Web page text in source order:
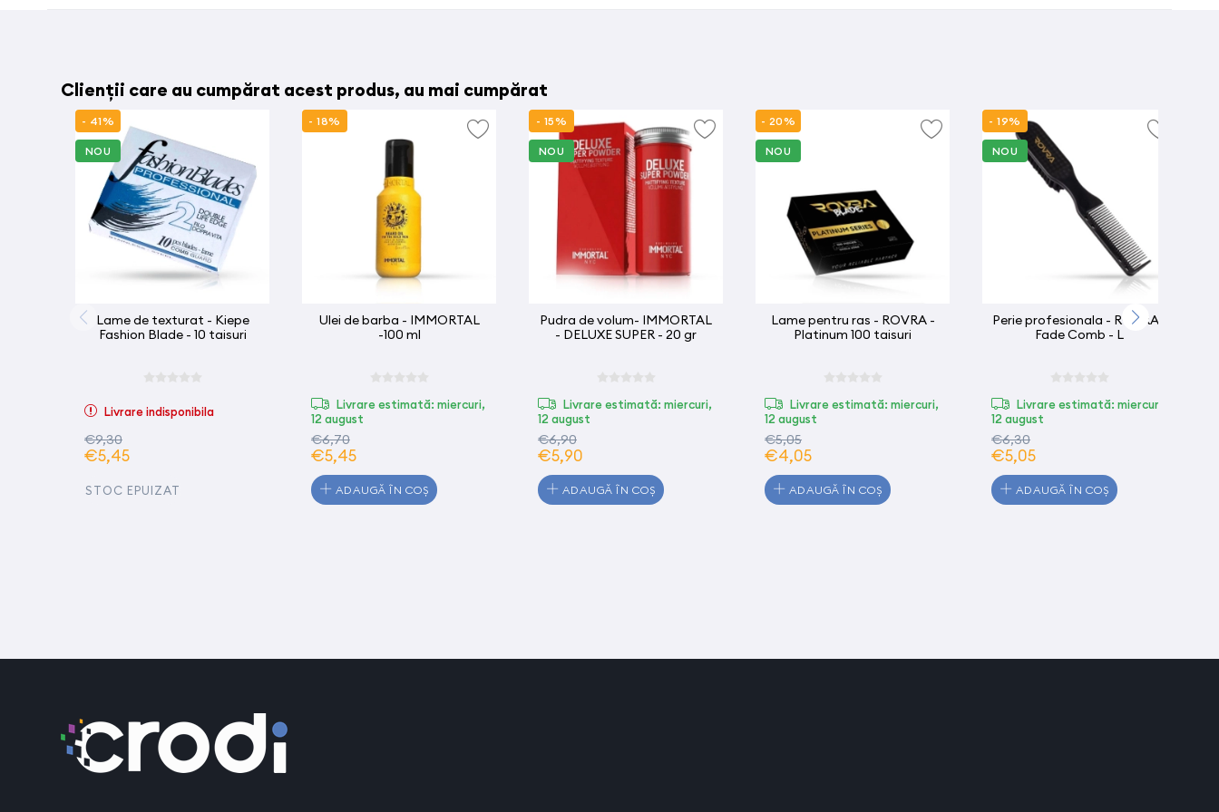
Clienții care au cumpărat acest produs, au mai cumpărat
- 41%
NOU
Lame de texturat - Kiepe
Fashion Blade - 10 taisuri
Livrare indisponibila
€9,30
€5,45
STOC EPUIZAT
- 18%
Ulei de barba - IMMORTAL
-100 ml
Livrare estimată: miercuri,
12 august
€6,70
€5,45
ADAUGĂ ÎN COȘ
- 15%
NOU
Pudra de volum- IMMORTAL
- DELUXE SUPER - 20 gr
Livrare estimată: miercuri,
12 august
€6,90
€5,90
ADAUGĂ ÎN COȘ
- 20%
NOU
Lame pentru ras - ROVRA -
Platinum 100 taisuri
Livrare estimată: miercuri,
12 august
€5,05
€4,05
ADAUGĂ ÎN COȘ
- 19%
NOU
Perie profesionala - ROVRA -
Fade Comb - L
Livrare estimată: miercuri,
12 august
€6,30
€5,05
ADAUGĂ ÎN COȘ